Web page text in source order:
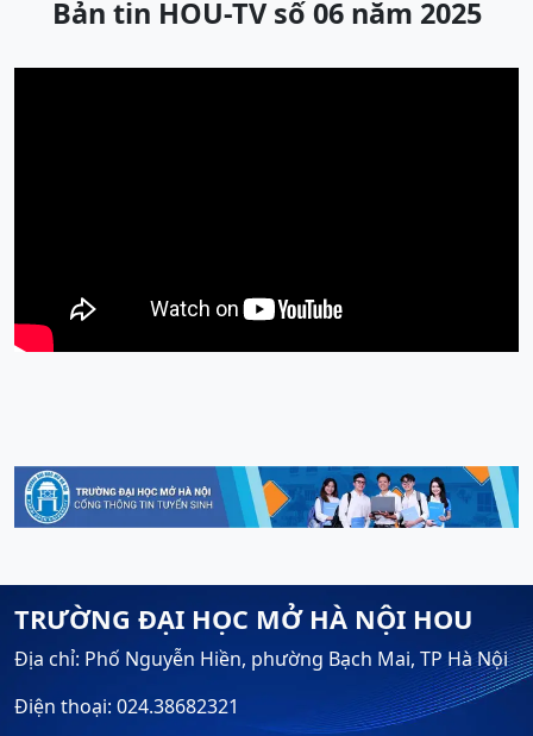
Bản tin HOU-TV số 06 năm 2025
TRƯỜNG ĐẠI HỌC MỞ HÀ NỘI HOU
Địa chỉ: Phố Nguyễn Hiền, phường Bạch Mai, TP Hà Nội
Điện thoại: 024.38682321